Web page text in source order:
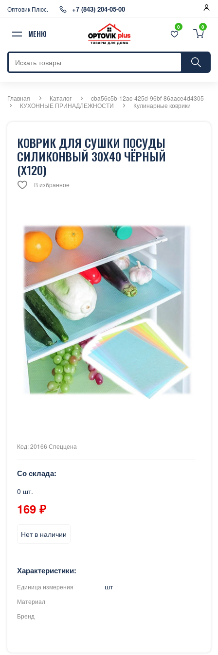
Оптовик Плюс. +7 (843) 204-05-00
МЕНЮ
0 0
Главная Каталог
cba56c5b-12ac-425d-96bf-86aace4d4305
КУХОННЫЕ ПРИНАДЛЕЖНОСТИ
Кулинарные коврики
КОВРИК ДЛЯ СУШКИ ПОСУДЫ
СИЛИКОНВЫЙ 30Х40 ЧЁРНЫЙ
(Х120)
В избранное
Код: 20166 Спеццена
Со склада:
0 шт.
169 ₽
Нет в наличии
Характеристики:
Единица измерения шт
Материал
Бренд